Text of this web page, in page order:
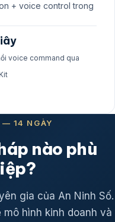
+ voice control trong
voice command qua
— 14 NGÀY
nào phù
gia của An Ninh Số.
hình kinh doanh và